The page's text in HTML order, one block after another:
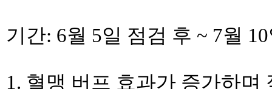
기간: 6월 5일 점검 후 ~ 7월
1. 혈맹 버프 효과가 증가하며